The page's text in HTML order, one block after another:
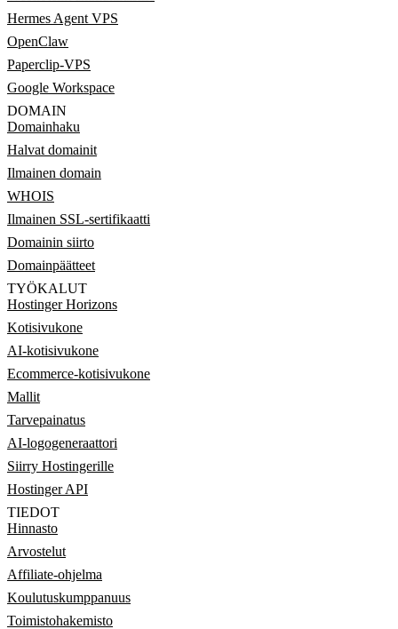
Hermes Agent VPS
OpenClaw
Paperclip-VPS
Google Workspace
DOMAIN
Domainhaku
Halvat domainit
Ilmainen domain
WHOIS
Ilmainen SSL-sertifikaatti
Domainin siirto
Domainpäätteet
TYÖKALUT
Hostinger Horizons
Kotisivukone
AI-kotisivukone
Ecommerce-kotisivukone
Mallit
Tarvepainatus
AI-logogeneraattori
Siirry Hostingerille
Hostinger API
TIEDOT
Hinnasto
Arvostelut
Affiliate-ohjelma
Koulutuskumppanuus
Toimistohakemisto